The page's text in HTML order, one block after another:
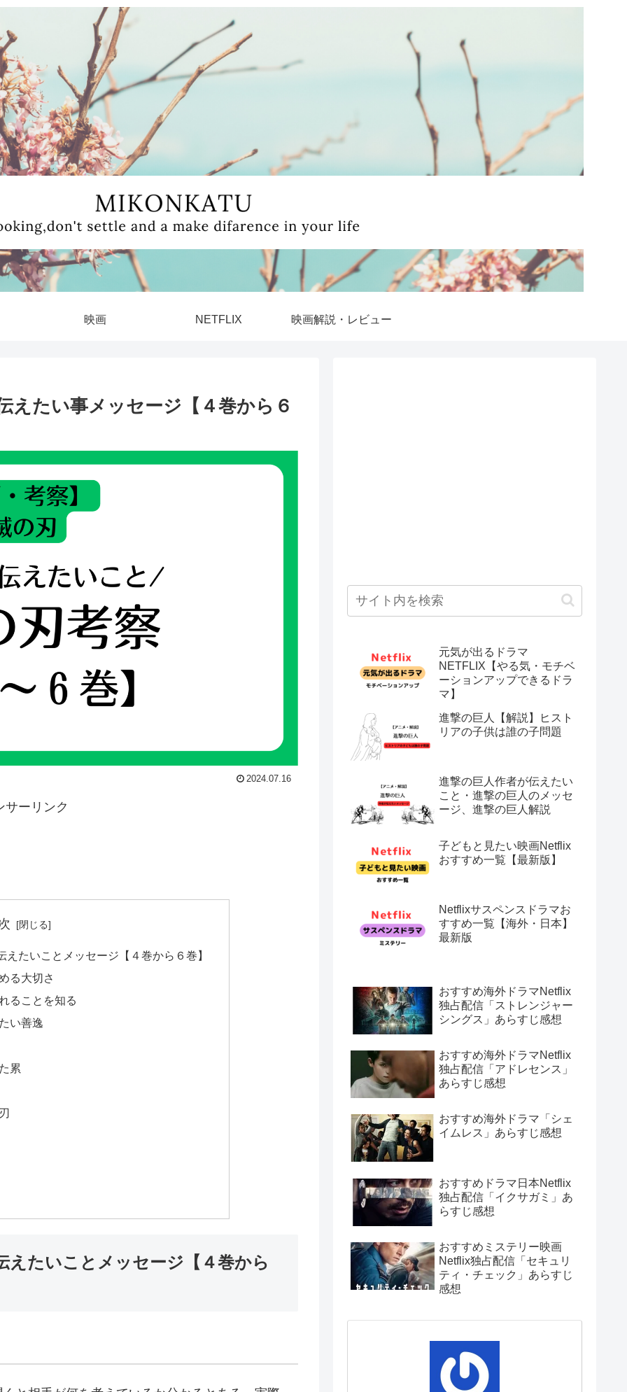
映画 NETFLIX 映画解説・レビュー
えたい事メッセージ【４巻から６
2024.07.16
サーリンク
たいことメッセージ【４巻から６巻】
る大切さ
ることを知る
い善逸
累
えたいことメッセージ【４巻から
元気が出るドラマ
NETFLIX【やる気・モチベ
ーションアップできるドラ
マ】
進撃の巨人【解説】ヒスト
リアの子供は誰の子問題
進撃の巨人作者が伝えたい
こと・進撃の巨人のメッセ
ージ、進撃の巨人解説
子どもと見たい映画Netflix
おすすめ一覧【最新版】
Netflixサスペンスドラマお
すすめ一覧【海外・日本】
最新版
おすすめ海外ドラマNetflix
独占配信「ストレンジャー
シングス」あらすじ感想
おすすめ海外ドラマNetflix
独占配信「アドレセンス」
あらすじ感想
おすすめ海外ドラマ「シェ
イムレス」あらすじ感想
おすすめドラマ日本Netflix
独占配信「イクサガミ」あ
らすじ感想
おすすめミステリー映画
Netflix独占配信「セキュリ
ティ・チェック」あらすじ
感想